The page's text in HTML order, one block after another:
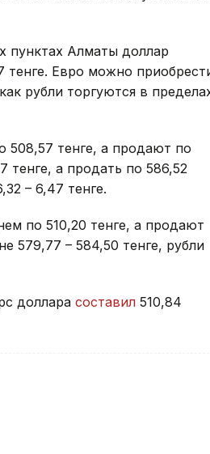
пунктах Алматы доллар
тенге. Евро можно
рубли торгуются в
508,57 тенге, а продают по
тенге, а продать по 586,52
– 6,47 тенге.
по 510,20 тенге, а продают
579,77 – 584,50 тенге, рубли
доллара составил 510,84